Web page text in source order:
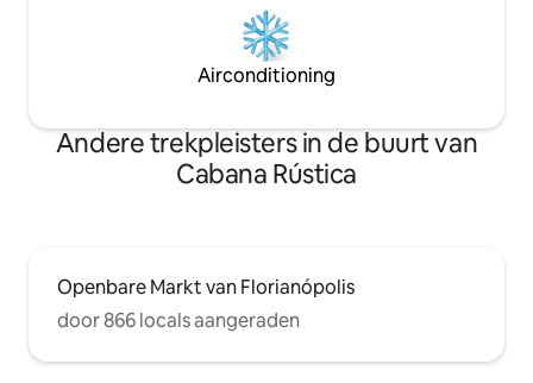
Airconditioning
Andere trekpleisters in de buurt van
Cabana Rústica
Openbare Markt van Florianópolis
door 866 locals aangeraden